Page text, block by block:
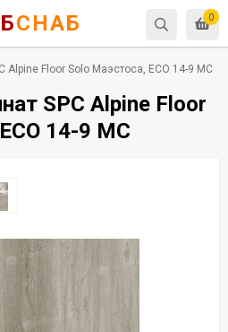
0
СНАБ
Alpine Floor Solo Маэстоса, ЕСО 14-9 MC
SPC Alpine Floor
14-9 MC